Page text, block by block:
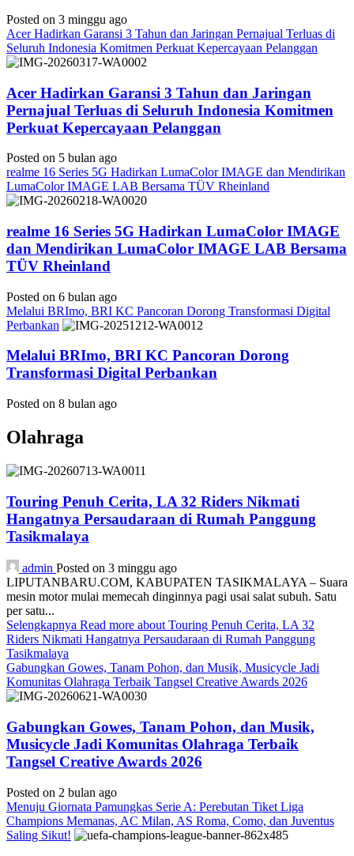
Posted on 3 minggu ago
Acer Hadirkan Garansi 3 Tahun dan Jaringan Pernajual Terluas di
Seluruh Indonesia Komitmen Perkuat Kepercayaan Pelanggan
Acer Hadirkan Garansi 3 Tahun dan Jaringan
Pernajual Terluas di Seluruh Indonesia Komitmen
Perkuat Kepercayaan Pelanggan
Posted on 5 bulan ago
realme 16 Series 5G Hadirkan LumaColor IMAGE dan Mendirikan
LumaColor IMAGE LAB Bersama TÜV Rheinland
realme 16 Series 5G Hadirkan LumaColor IMAGE
dan Mendirikan LumaColor IMAGE LAB Bersama
TÜV Rheinland
Posted on 6 bulan ago
Melalui BRImo, BRI KC Pancoran Dorong Transformasi Digital
Perbankan
Melalui BRImo, BRI KC Pancoran Dorong
Transformasi Digital Perbankan
Posted on 8 bulan ago
Olahraga
Touring Penuh Cerita, LA 32 Riders Nikmati
Hangatnya Persaudaraan di Rumah Panggung
Tasikmalaya
admin Posted on 3 minggu ago
LIPUTANBARU.COM, KABUPATEN TASIKMALAYA – Suara
mesin motor mulai memecah dinginnya pagi usai salat subuh. Satu
per satu...
Selengkapnya Read more about Touring Penuh Cerita, LA 32
Riders Nikmati Hangatnya Persaudaraan di Rumah Panggung
Tasikmalaya
Gabungkan Gowes, Tanam Pohon, dan Musik, Musicycle Jadi
Komunitas Olahraga Terbaik Tangsel Creative Awards 2026
Gabungkan Gowes, Tanam Pohon, dan Musik,
Musicycle Jadi Komunitas Olahraga Terbaik
Tangsel Creative Awards 2026
Posted on 2 bulan ago
Menuju Giornata Pamungkas Serie A: Perebutan Tiket Liga
Champions Memanas, AC Milan, AS Roma, Como, dan Juventus
Saling Sikut!